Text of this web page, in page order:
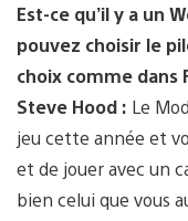
Est-ce qu’il y a un
pouvez choisir le
choix comme dans
Steve Hood : Le
jeu cette année et
et de jouer avec un
bien celui que vous